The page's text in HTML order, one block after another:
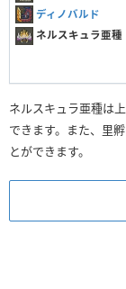
ディノバルド
ネルスキュラ亜種
ネルスキュラ亜種は
できます。また、里
とができます。